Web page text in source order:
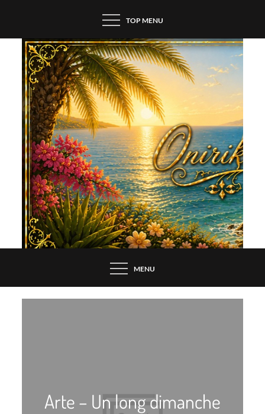
content
TOP MENU
MENU
Arte – Un long dimanche